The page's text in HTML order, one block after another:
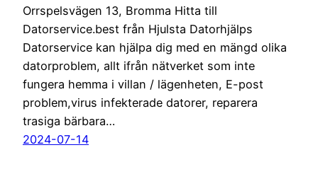
Orrspelsvägen 13, Bromma Hitta till
Datorservice.best från Hjulsta Datorhjälps
Datorservice kan hjälpa dig med en mängd olika
datorproblem, allt ifrån nätverket som inte
fungera hemma i villan / lägenheten, E-post
problem,virus infekterade datorer, reparera
trasiga bärbara…
2024-07-14